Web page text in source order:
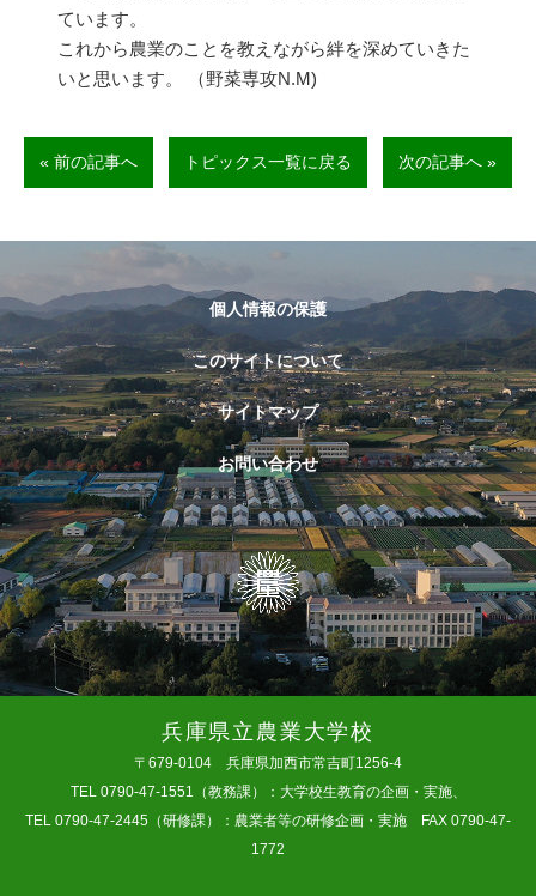
ています。
これから農業のことを教えながら絆を深めていきた
いと思います。 （野菜専攻N.M)
« 前の記事へ トピックス一覧に戻る 次の記事へ »
個人情報の保護
このサイトについて
サイトマップ
お問い合わせ
兵庫県立農業大学校
〒679-0104 兵庫県加西市常吉町1256-4
TEL 0790-47-1551（教務課）：大学校生教育の企画・実施、
TEL 0790-47-2445（研修課）：農業者等の研修企画・実施 FAX 0790-47-
1772